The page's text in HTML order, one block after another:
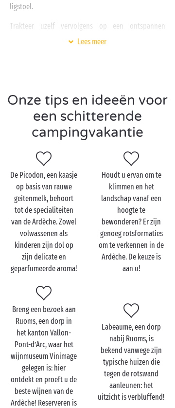
ligstoel.
Trakteer uzelf vervolgens op een ontspannen
moment in de spa die uitnodigt tot relaxen. Massage,
uwwelbevindengewijd is! Aan alles is gedacht om de
harmonie tussen lichaam en geest te bevorderen.
Een camping met spa in de Ardèche is ook een
perfecte uitvalsbasis om de omgeving te verkennen.
En niet alleen dat! De Ardèche staat bekend om zijn
voortreffelijke
en uitzonderlijke terroir.
Zijn traditionele restaurants serveren een rijke en
gevarieerde keuken op basis van aardappelen,
kastanjes, bosbessen en fijne vleeswaren.
Wijnliefhebberskunnen bovendien hun hart
ophalen dankzij de vele wijngaarden en hun
verrukkelijke AOC-wijnen.
Lees meer
Onze tips en ideeën voor
een schitterende
campingvakantie
De Picodon, een kaasje
op basis van rauwe
geitenmelk, behoort
tot de specialiteiten
van de Ardèche. Zowel
volwassenen als
kinderen zijn dol op
zijn delicate en
geparfumeerde aroma!
Houdt u ervan om te
klimmen en het
landschap vanaf een
hoogte te
bewonderen? Er zijn
genoeg rotsformaties
om te verkennen in de
Ardèche. De keuze is
aan u!
Breng een bezoek aan
Ruoms, een dorp in
het kanton Vallon-
Pont-d’Arc, waar het
wijnmuseum Vinimage
gelegen is: hier
ontdekt en proeft u de
beste wijnen van de
Ardèche! Reserveren is
Labeaume, een dorp
nabij Ruoms, is
bekend vanwege zijn
typische huizen die
tegen de rotswand
aanleunen: het
uitzicht is verbluffend!